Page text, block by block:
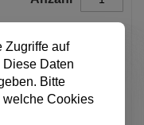
Preise inkl. MwSt.
Zugriffe auf
Daten
Bitte
welche Cookies